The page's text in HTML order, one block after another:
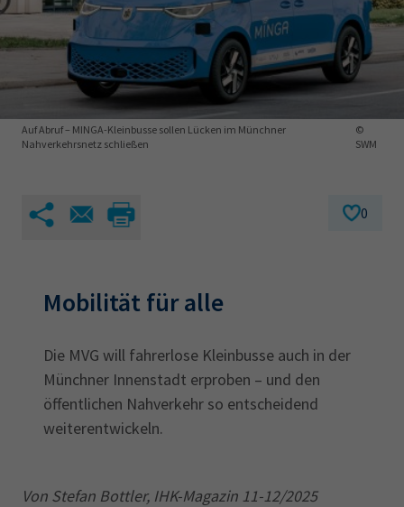
Leichte Sprache
IHK regional
Karriere
EN
AdA
34d
Prüfungstermine
Wirtschaftsfachwirt
34f
Negativerklärung
Sachkundeprüfung
Berichtsheft
AEVO
Betriebswirt Prüfbericht
Auf Abruf – MINGA-Kleinbusse sollen Lücken im Münchner
Nahverkehrsnetz schließen
©
SWM
0
Mobilität für alle
Die MVG will fahrerlose Kleinbusse auch in der
Münchner Innenstadt erproben – und den
öffentlichen Nahverkehr so entscheidend
weiterentwickeln.
Von Stefan Bottler, IHK-Magazin 11-12/2025